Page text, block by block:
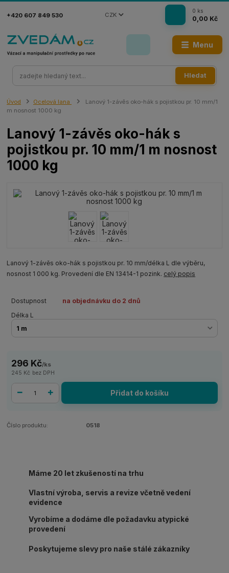
Menu
CZK
Hledat
+420 607 849 530
0 ks
0,00 Kč
Úvod Ocelová lana
Lanový 1-závěs oko-hák s pojistkou pr. 10 mm/1
m nosnost 1000 kg
Lanový 1-závěs oko-hák s
pojistkou pr. 10 mm/1 m nosnost
1000 kg
Lanový 1-závěs oko-hák s pojistkou pr. 10 mm/délka L dle výběru,
nosnost 1 000 kg. Provedení dle EN 13414-1 pozink. celý popis
Dostupnost
na objednávku do 2 dnů
Délka L
296 Kč/ks
245 Kč bez DPH
Přidat do košíku
Číslo produktu: 0518
Máme 20 let zkušeností na trhu
Vlastní výroba, servis a revize včetně vedení
evidence
Vyrobíme a dodáme dle požadavku atypické
provedení
Poskytujeme slevy pro naše stálé zákazníky